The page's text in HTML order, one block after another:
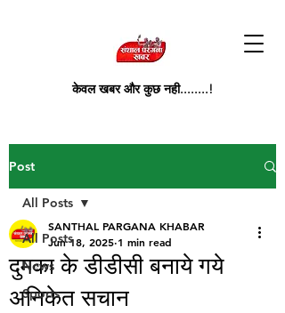
केवल खबर और कुछ नही........!
Post
All Posts
News
Sports
All Posts
दुमका के डीडीसी बनाये गये
अनिकेत सचान
SANTHAL PARGANA KHABAR
Jun 18, 2025 1 min read